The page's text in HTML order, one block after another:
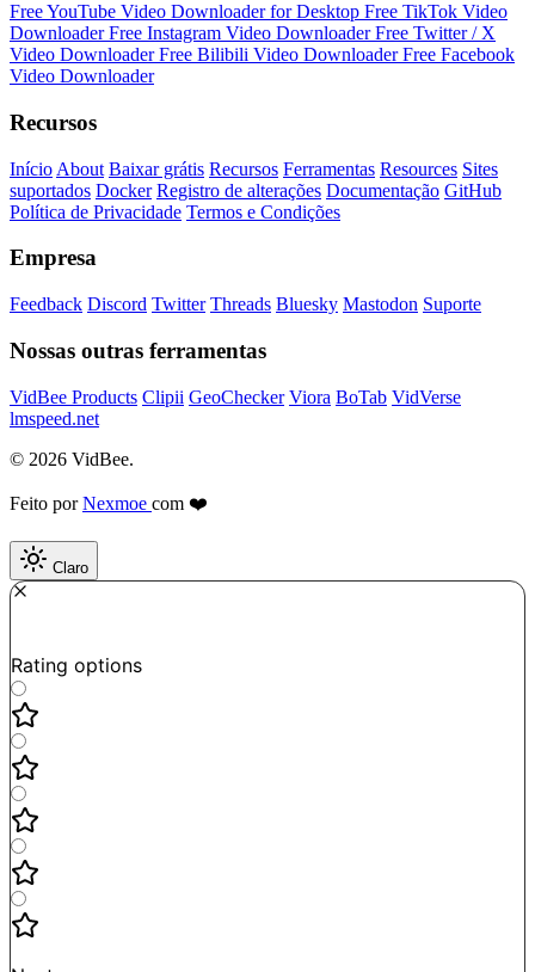
Free YouTube Video Downloader for Desktop Free TikTok Video
DownloaderFree Instagram Video DownloaderFree Twitter / X
Video DownloaderFree Bilibili Video DownloaderFree Facebook
Video Downloader
Recursos
Início About Baixar grátis Recursos Ferramentas Resources Sites
suportados Docker Registro de alterações Documentação GitHub
Política de Privacidade Termos e Condições
Empresa
Feedback Discord Twitter Threads Bluesky Mastodon Suporte
Nossas outras ferramentas
VidBee Products Clipii GeoChecker Viora BoTab VidVerse
lmspeed.net
© 2026 VidBee.
Feito porNexmoe com ❤️
Claro
Rating options